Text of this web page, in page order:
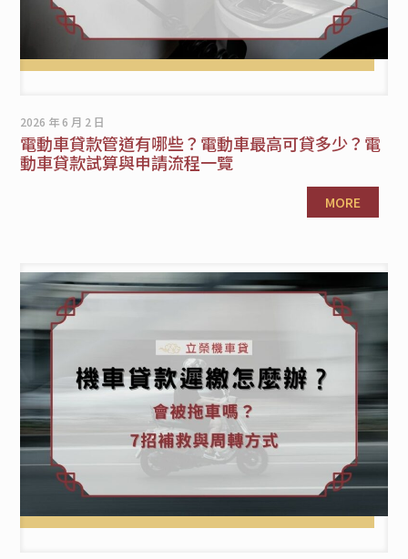
2026 年 6 月 2 日
電動車貸款管道有哪些？電動車最高可貸多少？電
動車貸款試算與申請流程一覽
MORE